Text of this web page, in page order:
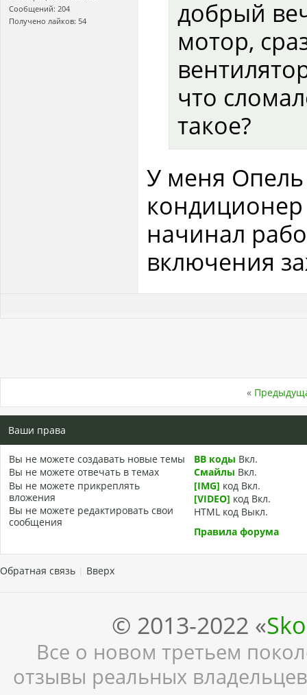
Сообщений: 204
Получено лайков: 54
добрый
мотор,
что
такое?
У меня Опель
начинал
включения
«
Ваши права
Вы не можете создавать новые темы
Вы не можете отвечать в темах
Вы не можете прикреплять
вложения
Вы не можете редактировать свои
сообщения
BB коды Вкл.
Смайлы Вкл.
[IMG] код Вкл.
[VIDEO] код Вкл.
HTML код Выкл.
Правила форума
Обратная связь Вверх
© 2013-2022 «
Все о новом третьем
отзывы реальных